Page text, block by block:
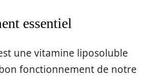
essentiel
une vitamine liposoluble
fonctionnement de notre